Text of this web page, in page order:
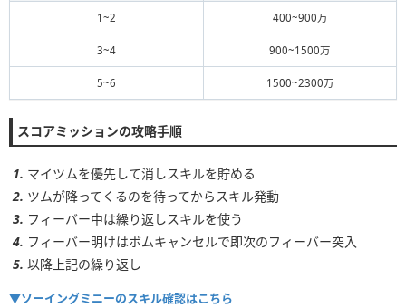
1~2 400~900万
3~4 900~1500万
5~6 1500~2300万
スコアミッションの攻略手順
マイツムを優先して消しスキルを貯める
ツムが降ってくるのを待ってからスキル発動
フィーバー中は繰り返しスキルを使う
フィーバー明けはボムキャンセルで即次のフィーバー突入
以降上記の繰り返し
▼ソーイングミニーのスキル確認はこちら